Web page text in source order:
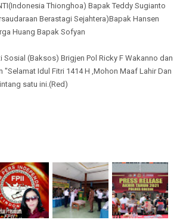
Thionghoa) Bapak Teddy Sugianto
Berastagi Sejahtera)Bapak Hansen
Huang Bapak Sofyan
Sosial (Baksos) Brigjen Pol Ricky F Wakanno dan
"Selamat Idul Fitri 1414 H ,Mohon Maaf Lahir Dan
satu ini.(Red)